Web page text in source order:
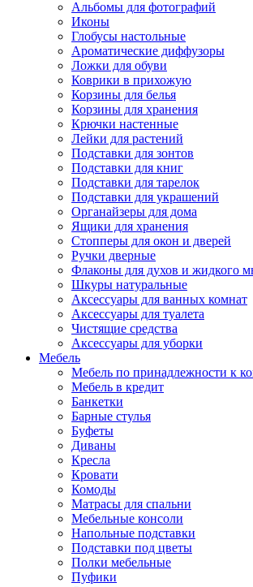
Альбомы для фотографий
Иконы
Глобусы настольные
Ароматические диффузоры
Ложки для обуви
Коврики в прихожую
Корзины для белья
Корзины для хранения
Крючки настенные
Лейки для растений
Подставки для зонтов
Подставки для книг
Подставки для тарелок
Подставки для украшений
Органайзеры для дома
Ящики для хранения
Стопперы для окон и дверей
Ручки дверные
Флаконы для духов и жидкого
Шкуры натуральные
Аксессуары для ванных комнат
Аксессуары для туалета
Чистящие средства
Аксессуары для уборки
Мебель
Мебель по принадлежности к
Мебель в кредит
Банкетки
Барные стулья
Буфеты
Диваны
Кресла
Кровати
Комоды
Матрасы для спальни
Мебельные консоли
Напольные подставки
Подставки под цветы
Полки мебельные
Пуфики